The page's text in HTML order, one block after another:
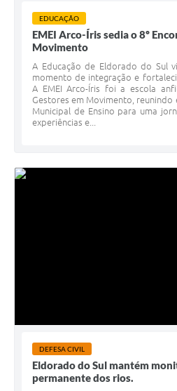
EDUCAÇÃO
EMEI Arco-Íris sedia o 8º
Movimento
A Educação de Eldorado do Sul
momento de integração e
A EMEI Arco-Íris foi a escola
Gestores em Movimento, reunindo
Municipal de Ensino para uma
experiências e...
DEFESA CIVIL
Eldorado do Sul mantém
permanente dos rios.